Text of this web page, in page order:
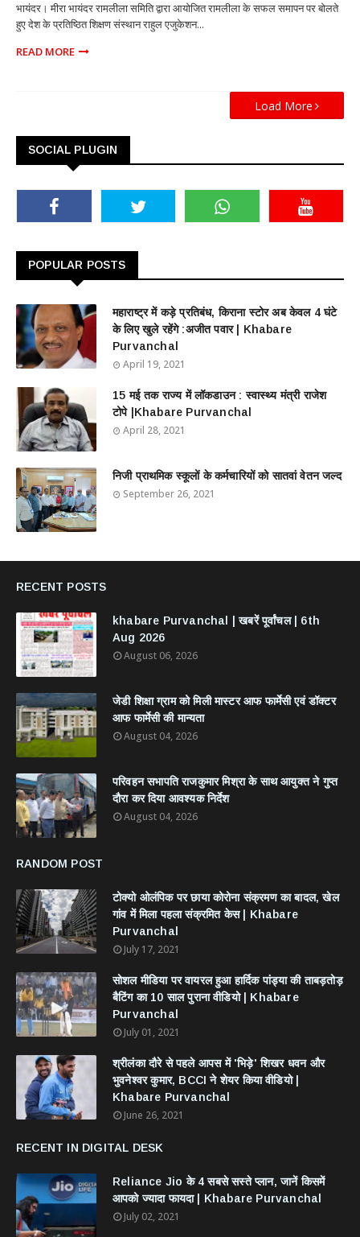
भायंदर। मीरा भायंदर रामलीला समिति द्वारा आयोजित रामलीला के सफल समापन पर बोलते
हुए देश के प्रतिष्ठित शिक्षण संस्थान राहुल एजुकेशन...
READ MORE
Load More
SOCIAL PLUGIN
POPULAR POSTS
महाराष्ट्र में कड़े प्रतिबंध, किराना स्टोर अब केवल 4 घंटे
के लिए खुले रहेंगे :अजीत पवार | Khabare
Purvanchal
April 19, 2021
15 मई तक राज्य में लॉकडाउन : स्वास्थ्य मंत्री राजेश
टोपे |Khabare Purvanchal
April 28, 2021
निजी प्राथमिक स्कूलों के कर्मचारियों को सातवां वेतन जल्द
September 26, 2021
RECENT POSTS
khabare Purvanchal | खबरें पूर्वांचल | 6th
Aug 2026
August 06, 2026
जेडी शिक्षा ग्राम को मिली मास्टर आफ फार्मेसी एवं डॉक्टर
आफ फार्मेसी की मान्यता
August 04, 2026
परिवहन सभापति राजकुमार मिश्रा के साथ आयुक्त ने गुप्त
दौरा कर दिया आवश्यक निर्देश
August 04, 2026
RANDOM POST
टोक्यो ओलंपिक पर छाया कोरोना संक्रमण का बादल, खेल
गांव में मिला पहला संक्रमित केस | Khabare
Purvanchal
July 17, 2021
सोशल मीडिया पर वायरल हुआ हार्दिक पांड्या की ताबड़तोड़
बैटिंग का 10 साल पुराना वीडियो | Khabare
Purvanchal
July 01, 2021
श्रीलंका दौरे से पहले आपस में 'भिड़े' शिखर धवन और
भुवनेश्वर कुमार, BCCI ने शेयर किया वीडियो |
Khabare Purvanchal
June 26, 2021
RECENT IN DIGITAL DESK
Reliance Jio के 4 सबसे सस्ते प्लान, जानें किसमें
आपको ज्यादा फायदा | Khabare Purvanchal
July 02, 2021